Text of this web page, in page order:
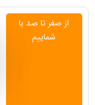
از صفر تا صد با
شماییم